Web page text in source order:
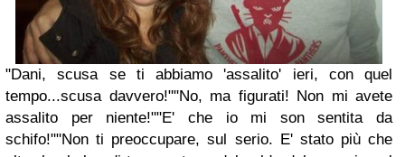
"Dani, scusa se ti abbiamo 'assalito' ieri, con quel
tempo...scusa davvero!""No, ma figurati! Non mi avete
assalito per niente!""E' che io mi son sentita da
schifo!""Non ti preoccupare, sul serio. E' stato più che